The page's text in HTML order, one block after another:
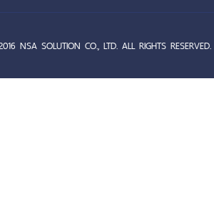
NSA SOLUTION CO., LTD. ALL RIGHTS RESERVED.